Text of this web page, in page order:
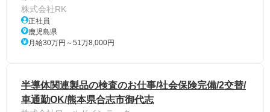
株式会社RK
正社員
鹿児島県
月給30万円～51万8,000円
半導体関連製品の検査のお仕事/社会保険完備/2交替/
車通勤OK/熊本県合志市御代志